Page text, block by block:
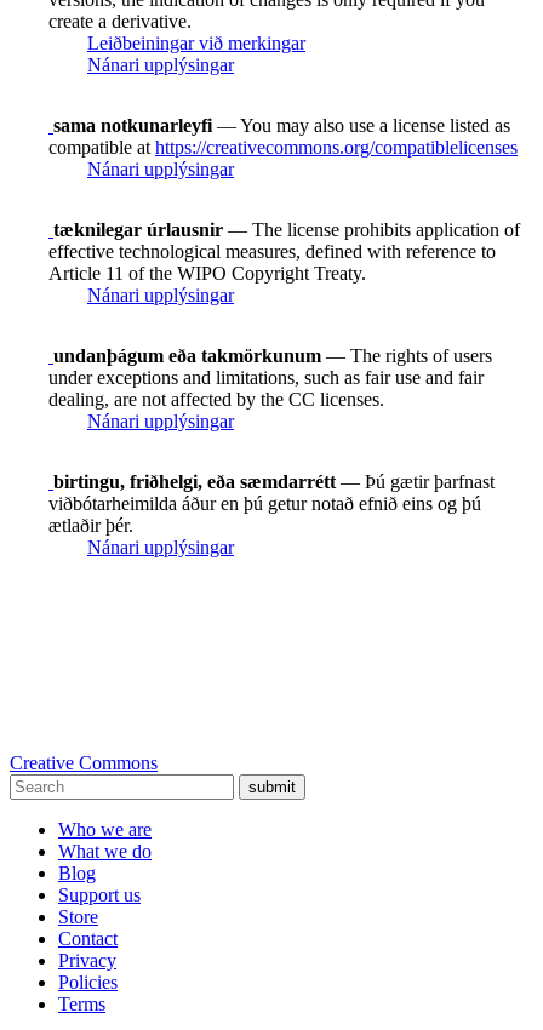
create a derivative.
Leiðbeiningar við merkingar
Nánari upplýsingar
sama notkunarleyfi — You may also use a license listed as
compatible at https://creativecommons.org/compatiblelicenses
Nánari upplýsingar
tæknilegar úrlausnir — The license prohibits application of
effective technological measures, defined with reference to
Article 11 of the WIPO Copyright Treaty.
Nánari upplýsingar
undanþágum eða takmörkunum — The rights of users
under exceptions and limitations, such as fair use and fair
dealing, are not affected by the CC licenses.
Nánari upplýsingar
birtingu, friðhelgi, eða sæmdarrétt — Þú gætir þarfnast
viðbótarheimilda áður en þú getur notað efnið eins og þú
ætlaðir þér.
Nánari upplýsingar
Creative Commons
submit
Who we are
What we do
Blog
Support us
Store
Contact
Privacy
Policies
Terms